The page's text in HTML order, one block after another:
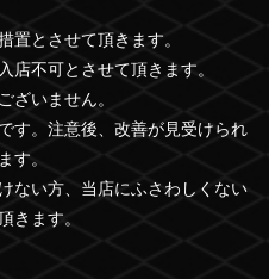
とさせて頂きます。
不可とさせて頂きます。
ざいません。
す。注意後、改善が見受けられ
す。
ない方、当店にふさわしくない
きます。